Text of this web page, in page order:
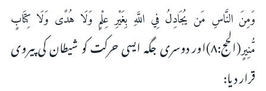
وَمِنَ النَّاسِ مَن يُجَادِلُ فِي اللَّهِ بِغَيْرِ عِلْمٍ وَلَا هُدًى وَلَا كِتَابٍ
مُّنِيرٍ
(الحج:۸)اور دوسری جگہ ایسی حرکت کو شیطان کی پیروی
قرار دیا: